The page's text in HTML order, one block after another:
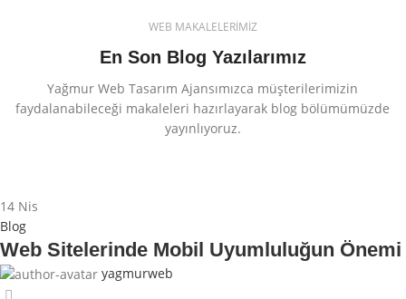
WEB MAKALELERİMİZ
En Son Blog Yazılarımız
Yağmur Web Tasarım Ajansımızca müşterilerimizin
faydalanabileceği makaleleri hazırlayarak blog bölümümüzde
yayınlıyoruz.
14 Nis
Blog
Web Sitelerinde Mobil Uyumluluğun Önemi
yagmurweb